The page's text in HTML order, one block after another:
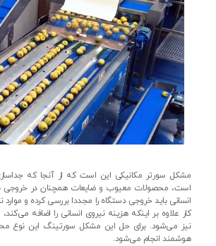
مشکل سورتر مکانیکی این است که از آنجا که
است، محصولات معیوب و ضایعات همچنان در خروجی
انسانی باید خروجی دستگاه را مجددا بررسی کرده و موارد
کار علاوه بر اینکه هزینه نیروی انسانی را اضافه
نیز می‌شود. برای حل این مشکل سورتینگ این نوع
هوشمند انجام می‌شود.